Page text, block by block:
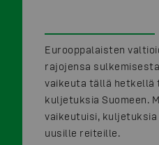
Eurooppalaisten
rajojensa
vaikeuta tällä hetkellä
kuljetuksia Suomeen.
vaikeutuisi,
uusille reiteille.